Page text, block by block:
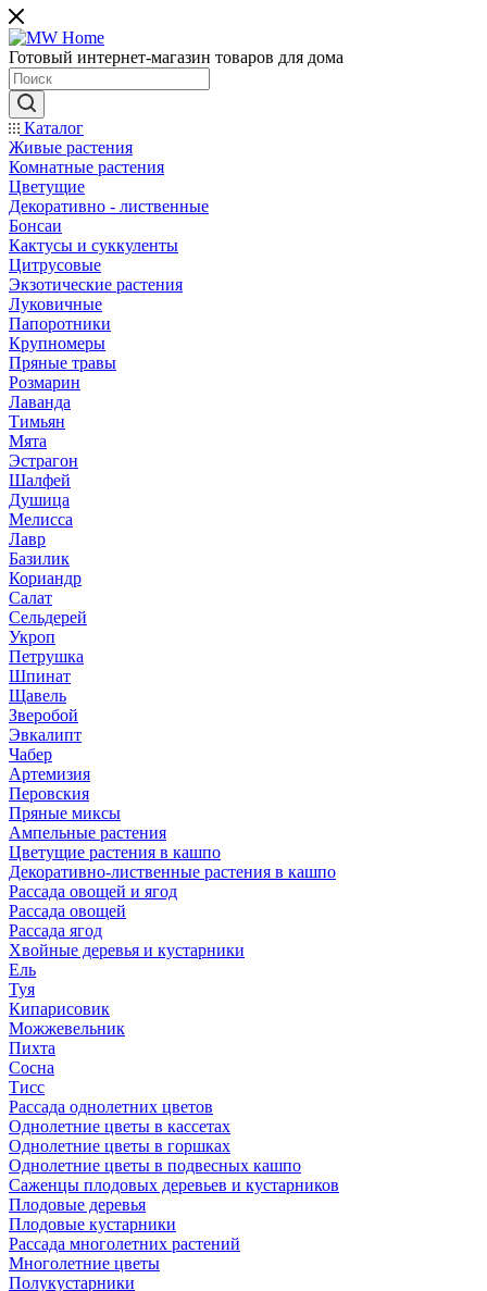
Готовый интернет-магазин товаров для дома
Каталог
Живые растения
Комнатные растения
Цветущие
Декоративно - лиственные
Бонсаи
Кактусы и суккуленты
Цитрусовые
Экзотические растения
Луковичные
Папоротники
Крупномеры
Пряные травы
Розмарин
Лаванда
Тимьян
Мята
Эстрагон
Шалфей
Душица
Мелисса
Лавр
Базилик
Кориандр
Салат
Сельдерей
Укроп
Петрушка
Шпинат
Щавель
Зверобой
Эвкалипт
Чабер
Артемизия
Перовския
Пряные миксы
Ампельные растения
Цветущие растения в кашпо
Декоративно-лиственные растения в кашпо
Рассада овощей и ягод
Рассада овощей
Рассада ягод
Хвойные деревья и кустарники
Ель
Туя
Кипарисовик
Можжевельник
Пихта
Сосна
Тисc
Рассада однолетних цветов
Однолетние цветы в кассетах
Однолетние цветы в горшках
Однолетние цветы в подвесных кашпо
Саженцы плодовых деревьев и кустарников
Плодовые деревья
Плодовые кустарники
Рассада многолетних растений
Многолетние цветы
Полукустарники